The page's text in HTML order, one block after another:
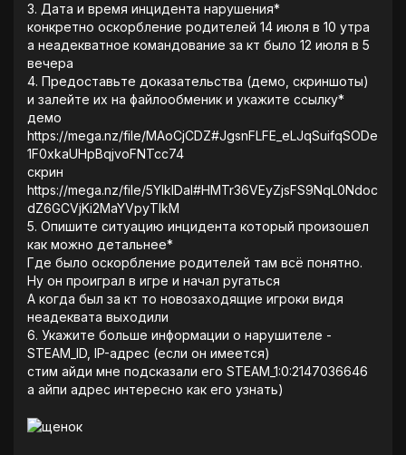
3. Дата и время инцидента нарушения*
конкретно оскорбление родителей 14 июля в 10 утра
а неадекватное командование за кт было 12 июля в 5
вечера
4. Предоставьте доказательства (демо, скриншоты)
и залейте их на файлообменик и укажите ссылку*
демо
https://mega.nz/file/MAoCjCDZ#JgsnFLFE_eLJqSuifqSODe
1F0xkaUHpBqjvoFNTcc74
скрин
https://mega.nz/file/5YIklDaI#HMTr36VEyZjsFS9NqL0Ndoc
dZ6GCVjKi2MaYVpyTlkM
5. Опишите ситуацию инцидента который произошел
как можно детальнее*
Где было оскорбление родителей там всё понятно.
Ну он проиграл в игре и начал ругаться
А когда был за кт то новозаходящие игроки видя
неадеквата выходили
6. Укажите больше информации о нарушителе -
STEAM_ID, IP-адрес (если он имеется)
стим айди мне подсказали его STEAM_1:0:2147036646
а айпи адрес интересно как его узнать)